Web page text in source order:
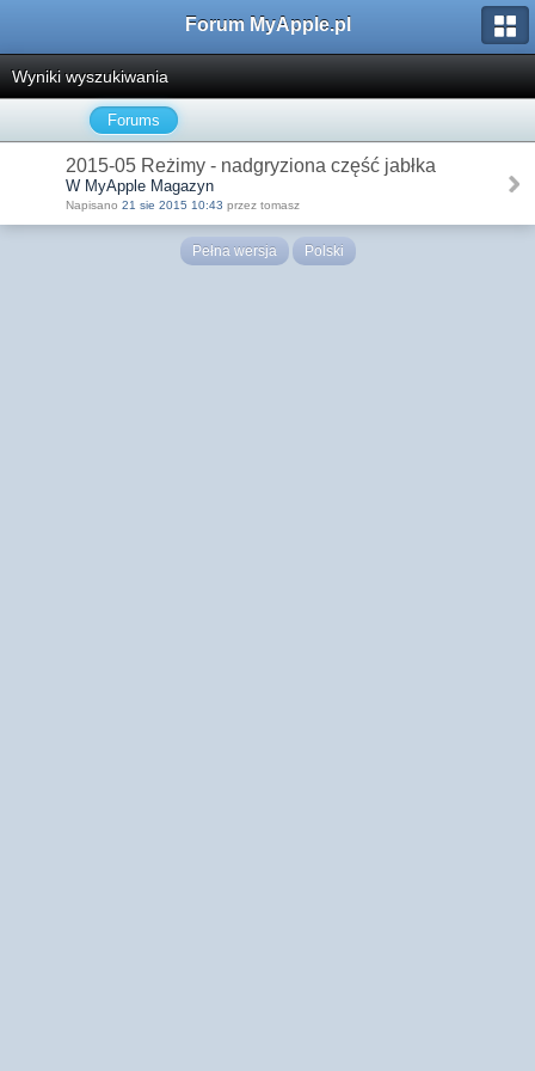
Forum MyApple.pl
Wyniki wyszukiwania
Forums
2015-05 Reżimy - nadgryziona część jabłka
W MyApple Magazyn
Napisano 21 sie 2015 10:43 przez tomasz
Pełna wersja Polski